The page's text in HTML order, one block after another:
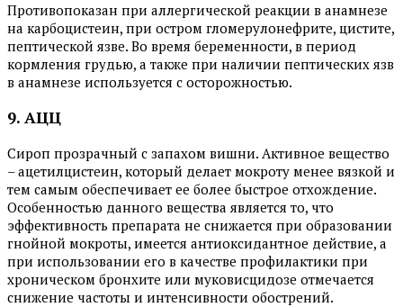
Противопоказан при аллергической реакции в анамнезе
на карбоцистеин, при остром гломерулонефрите, цистите,
пептической язве. Во время беременности, в период
кормления грудью, а также при наличии пептических язв
в анамнезе используется с осторожностью.
9. АЦЦ
Сироп прозрачный с запахом вишни. Активное вещество
– ацетилцистеин, который делает мокроту менее вязкой и
тем самым обеспечивает ее более быстрое отхождение.
Особенностью данного вещества является то, что
эффективность препарата не снижается при образовании
гнойной мокроты, имеется антиоксидантное действие, а
при использовании его в качестве профилактики при
хроническом бронхите или муковисцидозе отмечается
снижение частоты и интенсивности обострений.